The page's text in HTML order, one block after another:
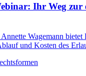
Ihr Weg zur
Wagemann
und Kosten des